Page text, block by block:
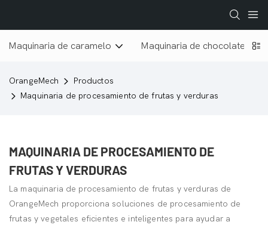
Maquinaria de caramelo Maquinaria de chocolate
OrangeMech
Productos
Maquinaria de procesamiento de frutas y verduras
MAQUINARIA DE PROCESAMIENTO DE
FRUTAS Y VERDURAS
La maquinaria de procesamiento de frutas y verduras de
OrangeMech proporciona soluciones de procesamiento de
frutas y vegetales eficientes e inteligentes para ayudar a